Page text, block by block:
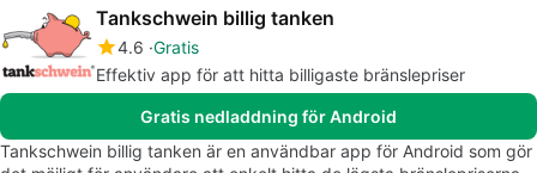
Tankschwein billig tanken
4.6 Gratis
Effektiv app för att hitta billigaste bränslepriser
Gratis nedladdning för Android
Tankschwein billig tanken är en användbar app för Android som gör